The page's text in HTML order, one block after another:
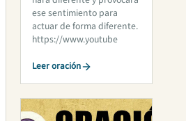
ese sentimiento para
actuar de forma diferente.
https://www.youtube
Leer oración